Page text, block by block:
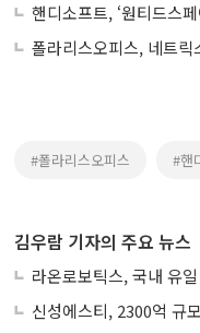
핸디소프트, ‘원티드스
폴라리스오피스, 네트
#폴라리스오피스 #핸
김우람 기자의 주요 뉴스
라온로보틱스, 국내 유
신성에스티, 2300억 규